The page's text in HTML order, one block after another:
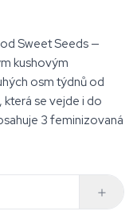
Sweet Seeds —
kushovým
osm týdnů od
která se vejde i do
3 feminizovaná